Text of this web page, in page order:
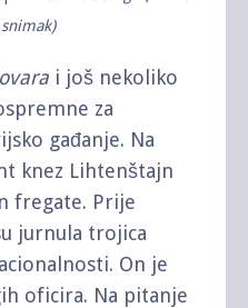
i još nekoliko
za
gađanje. Na
knez Lihtenštajn
fregate. Prije
jurnula trojica
On je
oficira. Na pitanje